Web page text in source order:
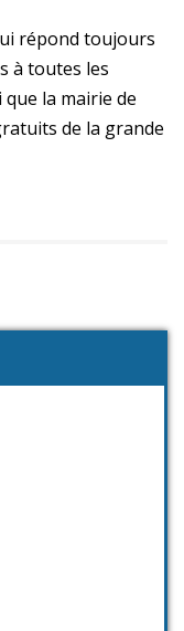
répond toujours
à toutes les
la mairie de
de la grande